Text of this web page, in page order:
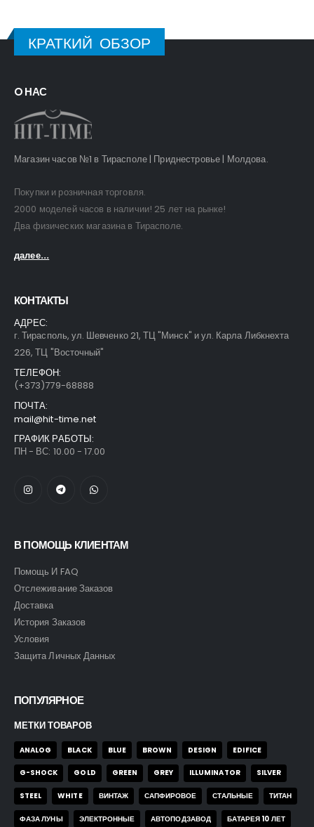
КРАТКИЙ ОБЗОР
O НАС
Магазин часов №1 в Тирасполе | Приднестровье | Молдова.
Покупки и розничная торговля.
2000 моделей часов в наличии! 25 лет на рынке!
Два физических магазина в Тирасполе.
далее...
КОНТАКТЫ
АДРЕС:
г. Тирасполь, ул. Шевченко 21, ТЦ "Минск" и ул. Карла Либкнехта
226, ТЦ "Восточный"
ТЕЛЕФОН:
(+373)779-68888
ПОЧТА:
mail@hit-time.net
ГРАФИК РАБОТЫ:
ПН - ВС: 10.00 - 17.00
В ПОМОЩЬ КЛИЕНТАМ
Помощь И FAQ
Отслеживание Заказов
Доставка
История Заказов
Условия
Защита Личных Данных
ПОПУЛЯРНОЕ
МЕТКИ ТОВАРОВ
ANALOG BLACK BLUE BROWN DESIGN EDIFICE
G-SHOCK GOLD GREEN GREY ILLUMINATOR SILVER
STEEL WHITE ВИНТАЖ САПФИРОВОЕ СТАЛЬНЫЕ ТИТАН
ФАЗА ЛУНЫ ЭЛЕКТРОННЫЕ АВТОПОДЗАВОД БАТАРЕЯ 10 ЛЕТ